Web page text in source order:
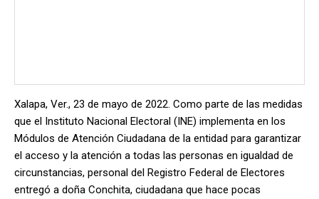
Xalapa, Ver., 23 de mayo de 2022. Como parte de las medidas
que el Instituto Nacional Electoral (INE) implementa en los
Módulos de Atención Ciudadana de la entidad para garantizar
el acceso y la atención a todas las personas en igualdad de
circunstancias, personal del Registro Federal de Electores
entregó a doña Conchita, ciudadana que hace pocas